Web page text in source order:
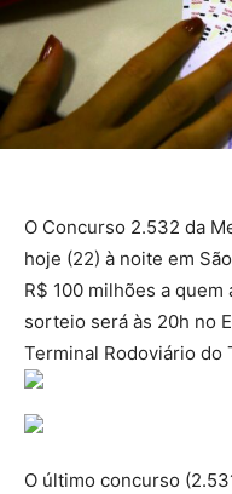
O Concurso 2.532 da
hoje (22) à noite em
R$ 100 milhões a
sorteio será às 20h no
Terminal Rodoviário do
O último concurso